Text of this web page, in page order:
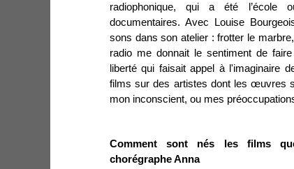
radiophonique, qui a été l’école
documentaires. Avec Louise
sons dans son atelier : frotter le
radio me donnait le sentiment de
liberté qui faisait appel à l'imaginaire
films sur des artistes dont les œuvres
mon inconscient, ou mes
Comment sont nés les films
chorégraphe Anna